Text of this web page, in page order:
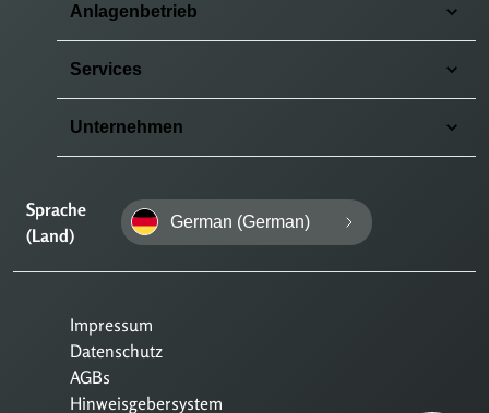
Anlagenbetrieb
Services
Unternehmen
Sprache
(Land)
German (German)
Impressum
Datenschutz
AGBs
Hinweisgebersystem